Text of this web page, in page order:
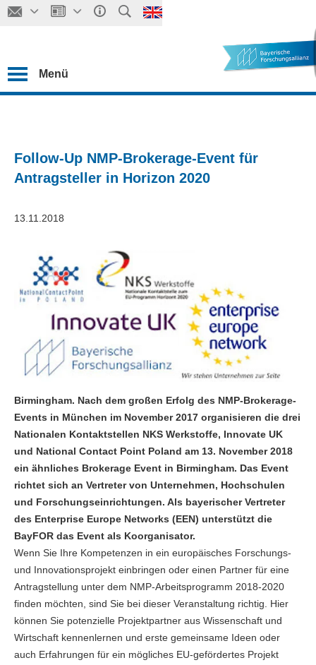
Menü
Follow-Up NMP-Brokerage-Event für
Antragsteller in Horizon 2020
13.11.2018
Birmingham. Nach dem großen Erfolg des NMP-Brokerage-
Events in München im November 2017 organisieren die drei
Nationalen Kontaktstellen NKS Werkstoffe, Innovate UK
und National Contact Point Poland am 13. November 2018
ein ähnliches Brokerage Event in Birmingham. Das Event
richtet sich an Vertreter von Unternehmen, Hochschulen
und Forschungseinrichtungen. Als bayerischer Vertreter
des Enterprise Europe Networks (EEN) unterstützt die
BayFOR das Event als Koorganisator.
Wenn Sie Ihre Kompetenzen in ein europäisches Forschungs-
und Innovationsprojekt einbringen oder einen Partner für eine
Antragstellung unter dem NMP-Arbeitsprogramm 2018-2020
finden möchten, sind Sie bei dieser Veranstaltung richtig. Hier
können Sie potenzielle Projektpartner aus Wissenschaft und
Wirtschaft kennenlernen und erste gemeinsame Ideen oder
auch Erfahrungen für ein mögliches EU-gefördertes Projekt